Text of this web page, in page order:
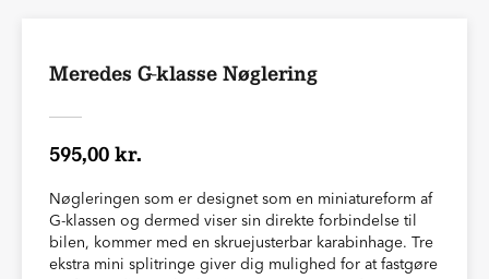
Meredes G-klasse Nøglering
595,00 kr.
Nøgleringen som er designet som en miniatureform af
G-klassen og dermed viser sin direkte forbindelse til
bilen, kommer med en skruejusterbar karabinhage. Tre
ekstra mini splitringe giver dig mulighed for at fastgøre